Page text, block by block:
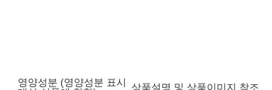
영양성분 (영양성분 표시 상품설명 및 상품이미지 참조